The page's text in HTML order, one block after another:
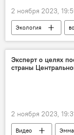
2 ноября 2023,
Экология
ЕАБР
Эксперт о целях
страны
2 ноября 2023,
Видео